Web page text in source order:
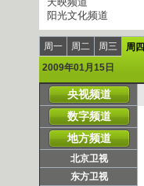
天映频道
阳光文化频道
周一 周二 周三 周四
2009年01月15日
央视频道
数字频道
地方频道
北京卫视
东方卫视